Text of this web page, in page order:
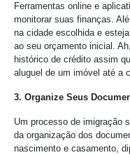
Ferramentas online e
monitorar suas finanças.
na cidade escolhida e
ao seu orçamento inicial.
histórico de crédito assim
aluguel de um imóvel até a
3. Organize Seus
Um processo de imigração
da organização dos
nascimento e casamento,